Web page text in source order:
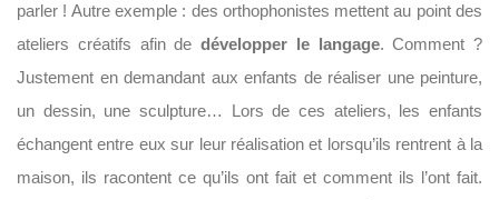
parler ! Autre exemple : des orthophonistes mettent au point des
ateliers créatifs afin de développer le langage. Comment ?
Justement en demandant aux enfants de réaliser une peinture,
un dessin, une sculpture… Lors de ces ateliers, les enfants
échangent entre eux sur leur réalisation et lorsqu’ils rentrent à la
maison, ils racontent ce qu’ils ont fait et comment ils l’ont fait.